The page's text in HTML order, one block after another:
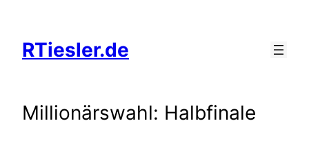
springen
RTiesler.de
Millionärswahl: Halbfinale